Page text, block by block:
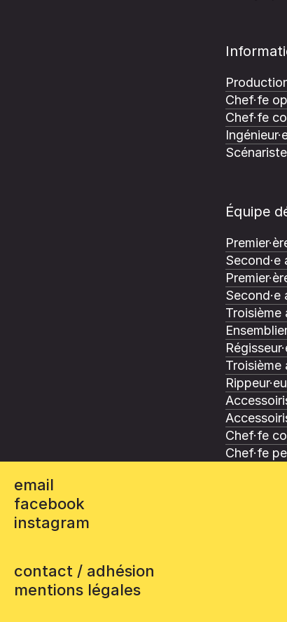
Chef·fe
Chef·fe
Scénariste
Équipe
Second·e
Second·e
Troisième
Troisième
Chef·fe
Chef·fe
email
facebook
instagram
contact / adhésion
mentions légales